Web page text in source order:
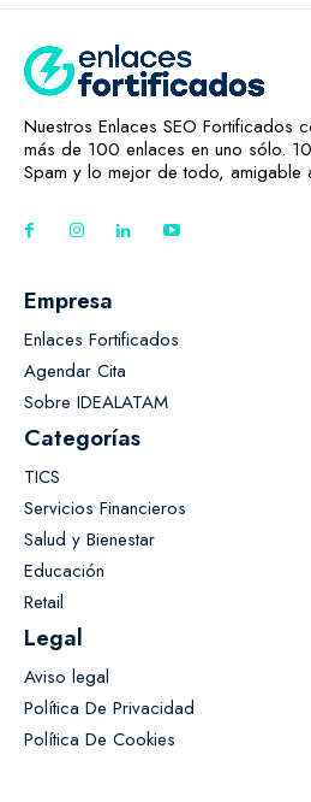
Nuestros Enlaces SEO Fortificados
más de 100 enlaces en uno sólo.
Spam y lo mejor de todo, amigable
Empresa
Enlaces Fortificados
Agendar Cita
Sobre IDEALATAM
Categorías
TICS
Servicios Financieros
Salud y Bienestar
Educación
Retail
Legal
Aviso legal
Política De Privacidad
Política De Cookies